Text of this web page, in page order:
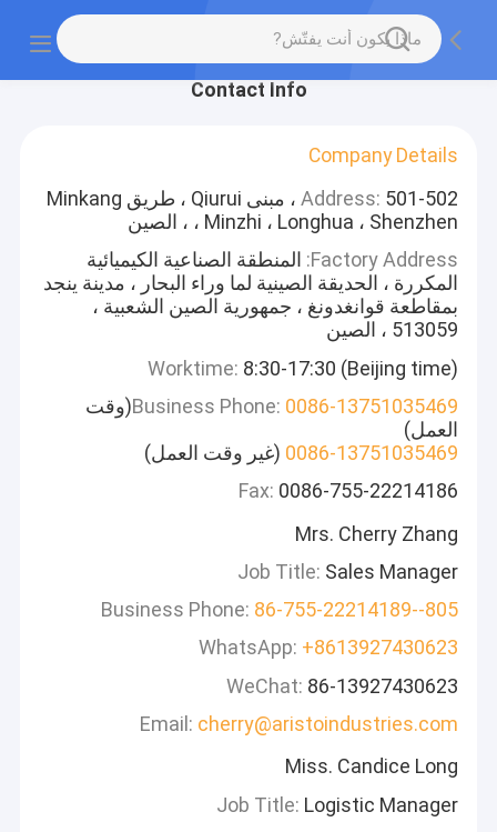
Contact Info
Company Details
Address:
501-502 ، مبنى Qiurui ، طريق Minkang
، Minzhi ، Longhua ، Shenzhen ، الصين
Factory Address: المنطقة الصناعية الكيميائية
المكررة ، الحديقة الصينية لما وراء البحار ، مدينة ينجد
بمقاطعة قوانغدونغ ، جمهورية الصين الشعبية ،
513059 ، الصين
Worktime: 8:30-17:30 (Beijing time)
Business Phone: 0086-13751035469
(وقت
العمل)
0086-13751035469 (غير وقت العمل)
Fax: 0086-755-22214186
Mrs. Cherry Zhang
Job Title: Sales Manager
Business Phone: 86-755-22214189--805
WhatsApp: +8613927430623
WeChat: 86-13927430623
Email: cherry@aristoindustries.com
Miss. Candice Long
Job Title: Logistic Manager